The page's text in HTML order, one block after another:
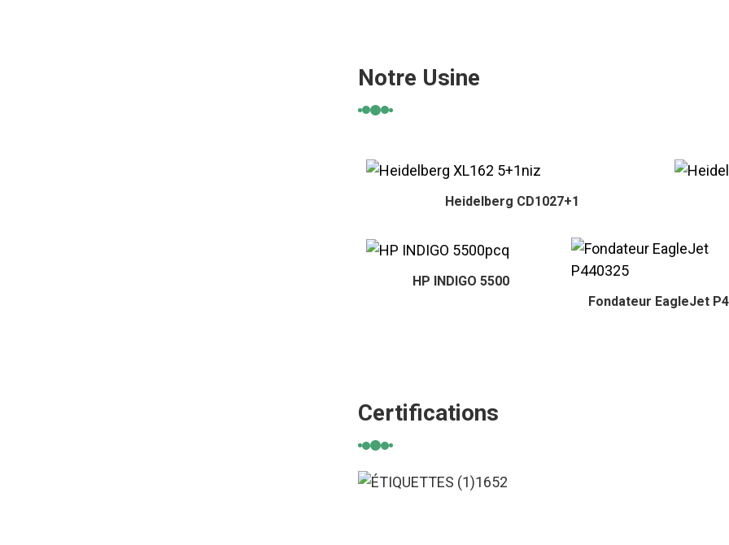
Notre Usine
Heidelberg CD1027+1
HP INDIGO 5500
Fondateur EagleJet
Certifications